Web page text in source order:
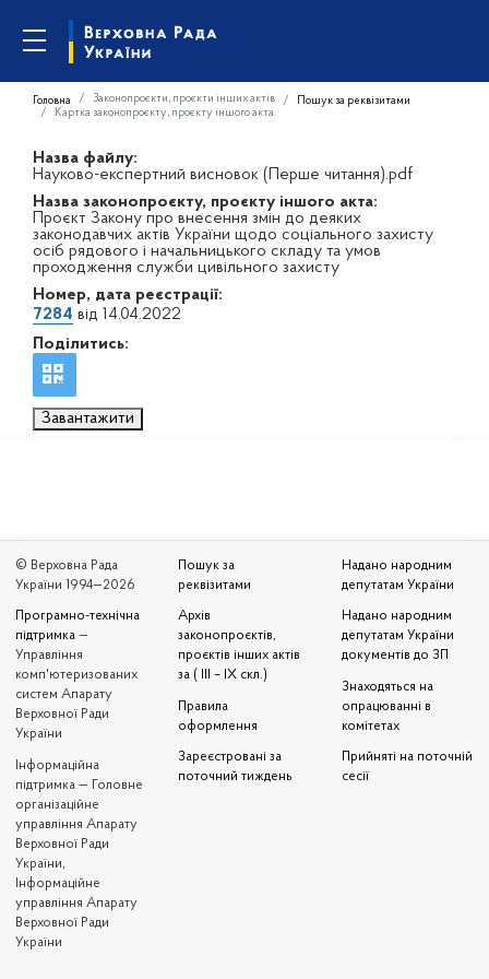
Головна Законопроєкти, проєкти інших актів
Пошук за реквізитами
Картка законопроєкту, проєкту іншого акта
Назва файлу:
Науково-експертний висновок (Перше читання).pdf
Назва законопроєкту, проєкту іншого акта:
Проєкт Закону про внесення змін до деяких
законодавчих актів України щодо соціального захисту
осіб рядового і начальницького складу та умов
проходження служби цивільного захисту
Номер, дата реєстрації:
7284 від 14.04.2022
Поділитись:
Завантажити
© Верховна Рада
України 1994—2026
Програмно-технічна
підтримка —
Управління
комп'ютеризованих
систем Апарату
Верховної Ради
України
Iнформаційна
підтримка — Головне
організаційне
управління Апарату
Верховної Ради
України,
Інформаційне
управління Апарату
Верховної Ради
України
Пошук за
реквізитами
Архів
законопроєктів,
проєктів інших актів
за ( III – IX скл.)
Правила
оформлення
Зареєстровані за
поточний тиждень
Надано народним
депутатам України
Надано народним
депутатам України
документів до ЗП
Знаходяться на
опрацюванні в
комітетах
Прийняті на поточній
сесії